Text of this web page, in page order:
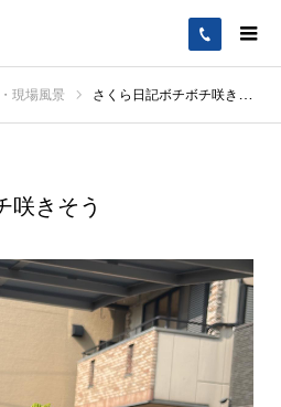
現場風景 さくら日記️ボチボチ咲きそう️
咲きそう️